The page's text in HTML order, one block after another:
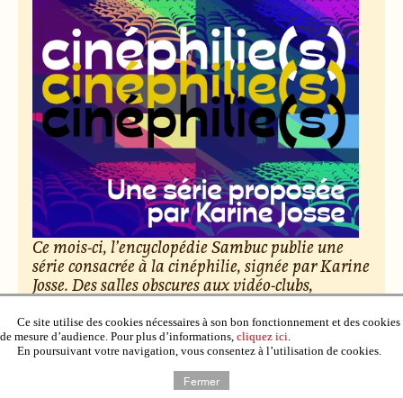
Ce mois-ci, l’encyclopédie Sambuc publie une
série consacrée à la cinéphilie, signée par Karine
Josse. Des salles obscures aux vidéo-clubs,
découvrez cent nuances d’amour du cinéma.
Le 6 février 2026, par Raphaël Deuff.
Lire l’article
Ce site utilise des cookies nécessaires à son bon fonctionnement et des cookies
de mesure d’audience. Pour plus d’informations, cliquez ici.
En poursuivant votre navigation, vous consentez à l’utilisation de cookies.
Fermer